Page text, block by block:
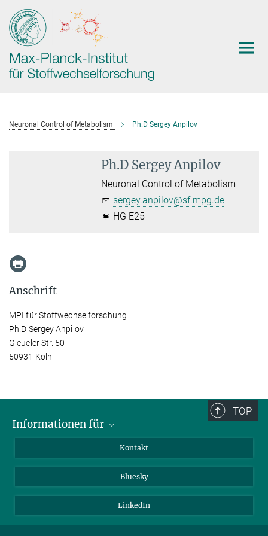
Hauptinhalt
Neuronal Control of Metabolism Ph.D Sergey Anpilov
Ph.D Sergey Anpilov
Neuronal Control of Metabolism
sergey.anpilov@sf.mpg.de
HG E25
Anschrift
MPI für Stoffwechselforschung
Ph.D Sergey Anpilov
Gleueler Str. 50
50931 Köln
TOP
Informationen für
Bewerbende
Forschende
Kontakt
Bluesky
LinkedIn